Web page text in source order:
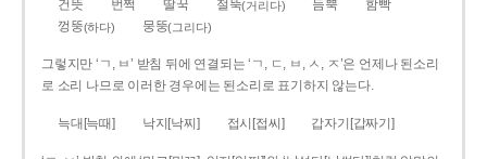
건뜻 번쩍 딸꾹 절뚝(거리다) 듬뿍
함빡
껑뚱(하다) 뭉뚱(그리다)
그렇지만 ‘ㄱ, ㅂ’ 받침 뒤에 연결되는 ‘ㄱ, ㄷ, ㅂ, ㅅ, ㅈ’은 언제나 된소리
로 소리 나므로 이러한 경우에는 된소리로 표기하지 않는다.
늑대[늑때] 낙지[낙찌] 접시[접씨] 갑자기[갑짜기]